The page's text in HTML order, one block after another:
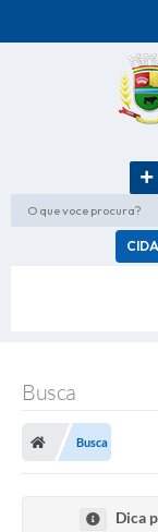
O que voce procura?
Busca
Busca
Dica